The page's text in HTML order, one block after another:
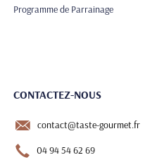
Programme de Parrainage
CONTACTEZ-NOUS
contact@taste-gourmet.fr
04 94 54 62 69